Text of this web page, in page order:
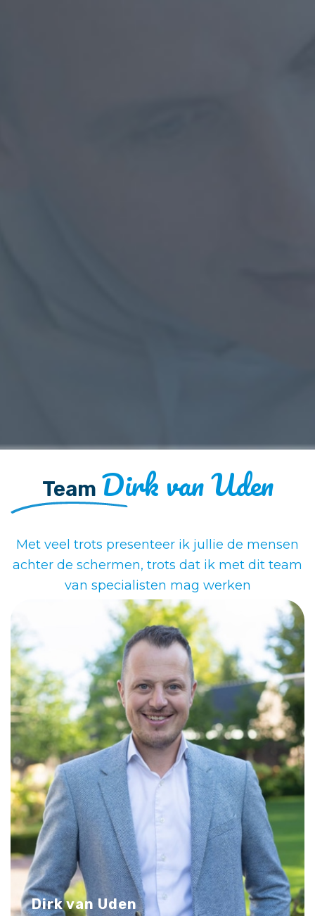
Team Dirk van Uden
Met veel trots presenteer ik jullie de mensen
achter de schermen, trots dat ik met dit team
van specialisten mag werken
Dirk van Uden